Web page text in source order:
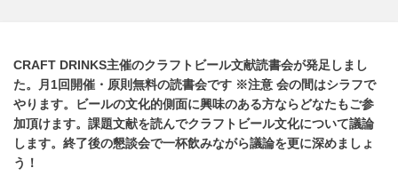
CRAFT DRINKS主催のクラフトビール文献読書会が発足しまし
た。
月1回開催・原則無料の読書会です ※注意 会の間はシラフで
やります。
ビールの文化的側面に興味のある方ならどなたもご参
加頂けます。 課題文献を読んでクラフトビール文化について議論
します。 終了後の懇談会で一杯飲みながら議論を更に深めましょ
う！